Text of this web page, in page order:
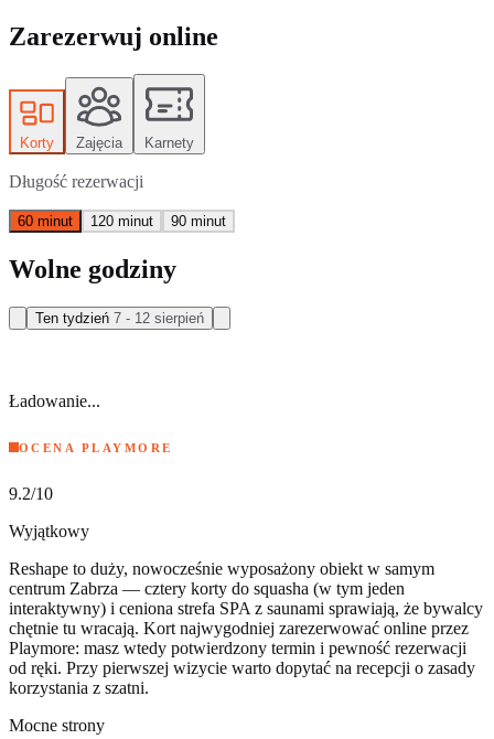
Zarezerwuj online
Korty Zajęcia Karnety
Długość rezerwacji
60 minut 120 minut 90 minut
Wolne godziny
Ten tydzień 7 - 12 sierpień
Ładowanie...
OCENA PLAYMORE
9.2/10
Wyjątkowy
Reshape to duży, nowocześnie wyposażony obiekt w samym
centrum Zabrza — cztery korty do squasha (w tym jeden
interaktywny) i ceniona strefa SPA z saunami sprawiają, że bywalcy
chętnie tu wracają. Kort najwygodniej zarezerwować online przez
Playmore: masz wtedy potwierdzony termin i pewność rezerwacji
od ręki. Przy pierwszej wizycie warto dopytać na recepcji o zasady
korzystania z szatni.
Mocne strony